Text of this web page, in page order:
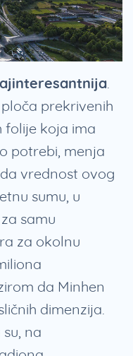
.
prekrivenih
folije koja ima
potrebi, menja
vrednost ovog
sumu, u
samu
za okolnu
da Minhen
dimenzija.
na